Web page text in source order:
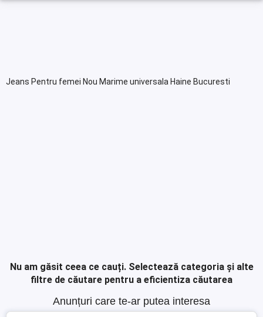
Jeans Pentru femei Nou Marime universala Haine Bucuresti
Nu am găsit ceea ce cauți. Selectează categoria și alte
filtre de căutare pentru a eficientiza căutarea
Anunțuri care te-ar putea interesa